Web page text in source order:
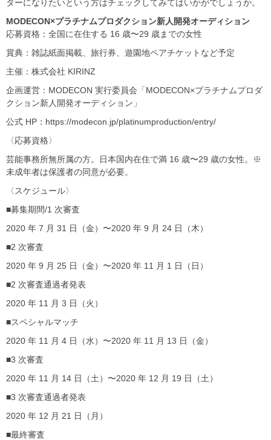
ターになりたいという方はチェックしてみてはいかがでしょうか。
MODECON×プラチナムプロダクション新人開発オーディション
応募資格：全国に在住する 16 歳〜29 歳までの女性
賞典：雑誌紙面掲載、旅行券、遊園地ペアチケットなど予定
主催：株式会社 KIRINZ
企画運営：MODECON 実行委員会「MODECON×プラチナムプロダ
クション新人開発オーディション」
公式 HP：https://modecon.jp/platinumproduction/entry/
〈応募資格〉
芸能事務所無所属の方。日本国内在住で満 16 歳〜29 歳の女性。※
未成年者は保護者の同意が必要。
〈スケジュール〉
■募集期間/1 次審査
2020 年 7 月 31 日（金）〜2020 年 9 月 24 日（木）
■2 次審査
2020 年 9 月 25 日（金）〜2020 年 11 月 1 日（日）
■2 次審査通過者発表
2020 年 11 月 3 日（火）
■スペシャルマッチ
2020 年 11 月 4 日（水）〜2020 年 11 月 13 日（金）
■3 次審査
2020 年 11 月 14 日（土）〜2020 年 12 月 19 日（土）
■3 次審査通過者発表
2020 年 12 月 21 日（月）
■最終審査